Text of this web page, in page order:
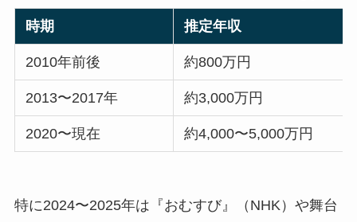
時期 推定年収
2010年前後 約800万円
2013〜2017年 約3,000万円
2020〜現在 約4,000〜5,000万円
特に2024〜2025年は『おむすび』（NHK）や舞台